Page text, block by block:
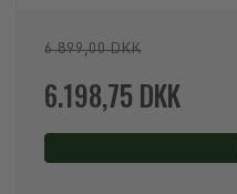
6.899,00 DKK
6.198,75 DKK